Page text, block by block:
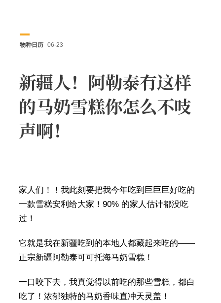
物种日历 06-23
新疆人！阿勒泰有这样
的马奶雪糕你怎么不吱
声啊！
家人们！！我此刻要把我今年吃到巨巨巨好吃的
一款雪糕安利给大家！90% 的家人估计都没吃
过！
它就是我在新疆吃到的本地人都藏起来吃的——
正宗新疆阿勒泰可可托海马奶雪糕！
一口咬下去，我真觉得以前吃的那些雪糕，都白
吃了！浓郁独特的马奶香味直冲天灵盖！